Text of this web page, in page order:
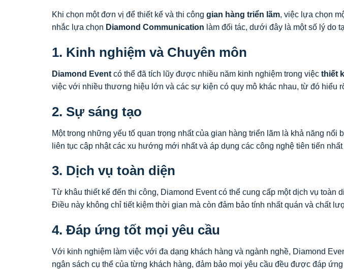
Khi chọn một đơn vị để thiết kế và thi công gian hàng triển lãm, việc lựa chọn
nhắc lựa chọn Diamond Communication làm đối tác, dưới đây là một số lý do
1. Kinh nghiệm và Chuyên môn
Diamond Event có thể đã tích lũy được nhiều năm kinh nghiệm trong việc thiết
việc với nhiều thương hiệu lớn và các sự kiện có quy mô khác nhau, từ đó hiểu
2. Sự sáng tạo
Một trong những yếu tố quan trọng nhất của gian hàng triển lãm là khả năng
liên tục cập nhật các xu hướng mới nhất và áp dụng các công nghệ tiên tiến
3. Dịch vụ toàn diện
Từ khâu thiết kế đến thi công, Diamond Event có thể cung cấp một dịch vụ
Điều này không chỉ tiết kiệm thời gian mà còn đảm bảo tính nhất quán và chất
4. Đáp ứng tốt mọi yêu cầu
Với kinh nghiệm làm việc với đa dạng khách hàng và ngành nghề, Diamond
ngân sách cụ thể của từng khách hàng, đảm bảo mọi yêu cầu đều được đáp ứng